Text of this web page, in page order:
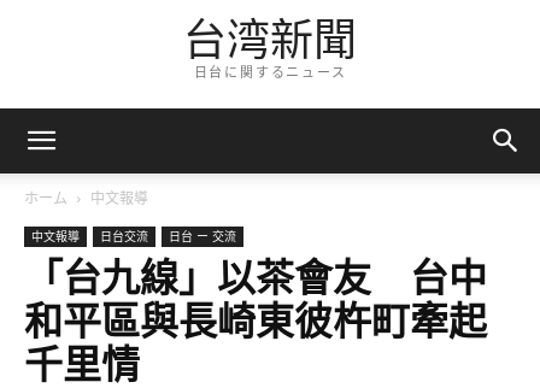
台湾新聞
日台に関するニュース
ホーム 中文報導
中文報導 日台交流 日台 ー 交流
「台九線」以茶會友 台中
和平區與長崎東彼杵町牽起
千里情